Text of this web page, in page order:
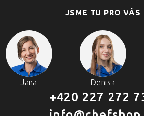
JSME TU PRO VÁS
Jana Denisa
+420 227 272